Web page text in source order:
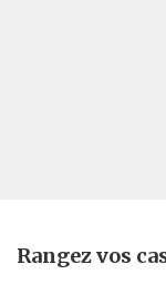
Rangez vos